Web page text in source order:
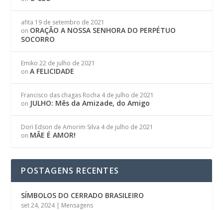
afita 19 de setembro de 2021
on ORAÇÃO A NOSSA SENHORA DO PERPÉTUO
SOCORRO
Emiko 22 de julho de 2021
onA FELICIDADE
Francisco das chagas Rocha 4 de julho de 2021
on JULHO: Mês da Amizade, do Amigo
Dori Edson de Amorim Silva 4 de julho de 2021
on MÃE É AMOR!
POSTAGENS RECENTES
SÍMBOLOS DO CERRADO BRASILEIRO
set 24, 2024| Mensagens